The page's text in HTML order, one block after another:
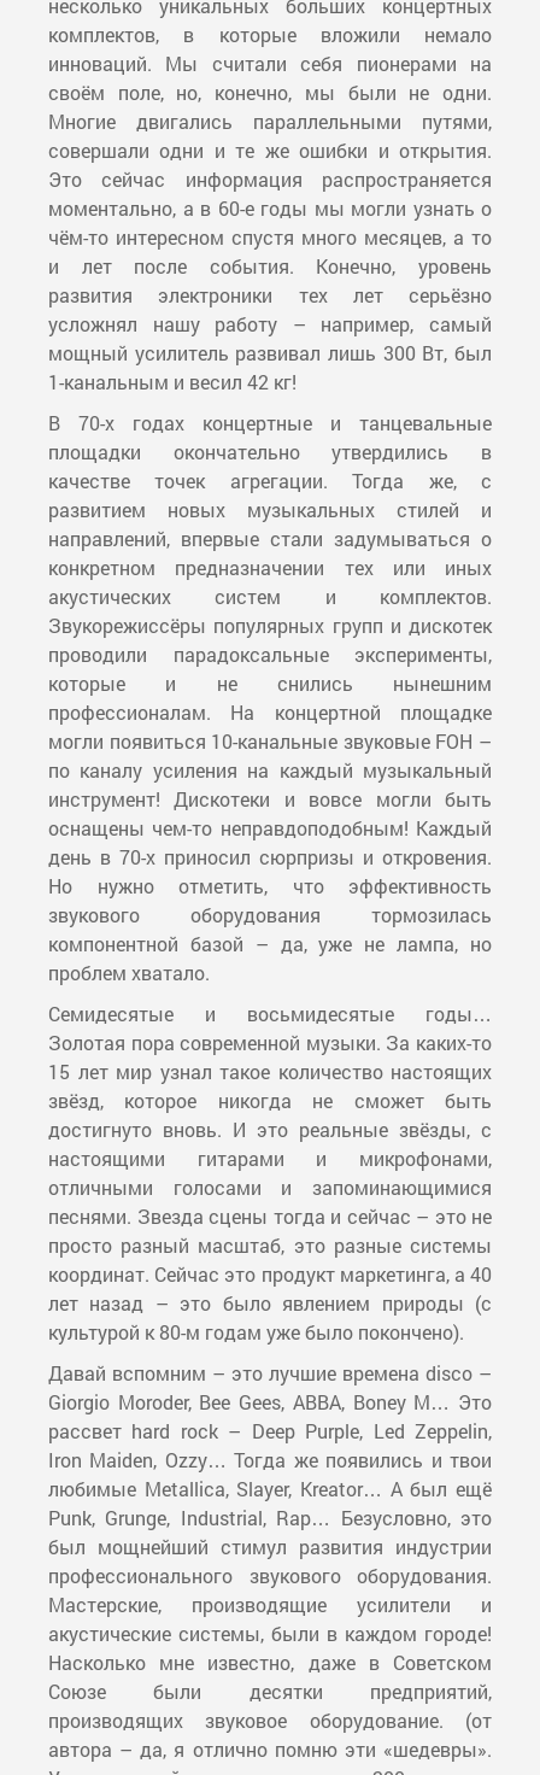
несколько уникальных больших концертных
комплектов, в которые вложили немало
инноваций. Мы считали себя пионерами на
своём поле, но, конечно, мы были не одни.
Многие двигались параллельными путями,
совершали одни и те же ошибки и открытия.
Это сейчас информация распространяется
моментально, а в 60-е годы мы могли узнать о
чём-то интересном спустя много месяцев, а то
и лет после события. Конечно, уровень
развития электроники тех лет серьёзно
усложнял нашу работу – например, самый
мощный усилитель развивал лишь 300 Вт, был
1-канальным и весил 42 кг!
В 70-х годах концертные и танцевальные
площадки окончательно утвердились в
качестве точек агрегации. Тогда же, с
развитием новых музыкальных стилей и
направлений, впервые стали задумываться о
конкретном предназначении тех или иных
акустических систем и комплектов.
Звукорежиссёры популярных групп и дискотек
проводили парадоксальные эксперименты,
которые и не снились нынешним
профессионалам. На концертной площадке
могли появиться 10-канальные звуковые FOH –
по каналу усиления на каждый музыкальный
инструмент! Дискотеки и вовсе могли быть
оснащены чем-то неправдоподобным! Каждый
день в 70-х приносил сюрпризы и откровения.
Но нужно отметить, что эффективность
звукового оборудования тормозилась
компонентной базой – да, уже не лампа, но
проблем хватало.
Семидесятые и восьмидесятые годы…
Золотая пора современной музыки. За каких-то
15 лет мир узнал такое количество настоящих
звёзд, которое никогда не сможет быть
достигнуто вновь. И это реальные звёзды, с
настоящими гитарами и микрофонами,
отличными голосами и запоминающимися
песнями. Звезда сцены тогда и сейчас – это не
просто разный масштаб, это разные системы
координат. Сейчас это продукт маркетинга, а 40
лет назад – это было явлением природы (с
культурой к 80-м годам уже было покончено).
Давай вспомним – это лучшие времена disco –
Giorgio Moroder, Bee Gees, ABBA, Boney M… Это
рассвет hard rock – Deep Purple, Led Zeppelin,
Iron Maiden, Ozzy… Тогда же появились и твои
любимые Metallica, Slayer, Kreator… А был ещё
Punk, Grunge, Industrial, Rap… Безусловно, это
был мощнейший стимул развития индустрии
профессионального звукового оборудования.
Мастерские, производящие усилители и
акустические системы, были в каждом городе!
Насколько мне известно, даже в Советском
Союзе были десятки предприятий,
производящих звуковое оборудование. (от
автора – да, я отлично помню эти «шедевры».